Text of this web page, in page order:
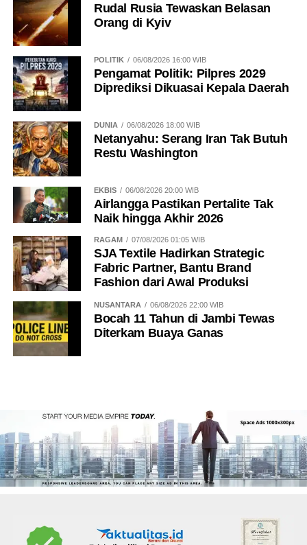
Rudal Rusia Tewaskan Belasan
Orang di Kyiv
POLITIK 06/08/2026 16:00 WIB
Pengamat Politik: Pilpres 2029
Diprediksi Dikuasai Kepala Daerah
DUNIA 06/08/2026 18:00 WIB
Netanyahu: Serang Iran Tak Butuh
Restu Washington
EKBIS 06/08/2026 20:00 WIB
Airlangga Pastikan Pertalite Tak
Naik hingga Akhir 2026
RAGAM 07/08/2026 01:05 WIB
SJA Textile Hadirkan Strategic
Fabric Partner, Bantu Brand
Fashion dari Awal Produksi
NUSANTARA 06/08/2026 22:00 WIB
Bocah 11 Tahun di Jambi Tewas
Diterkam Buaya Ganas